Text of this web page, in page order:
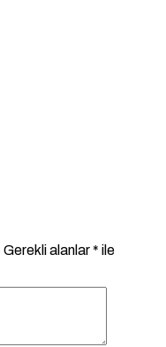
Gerekli alanlar* ile